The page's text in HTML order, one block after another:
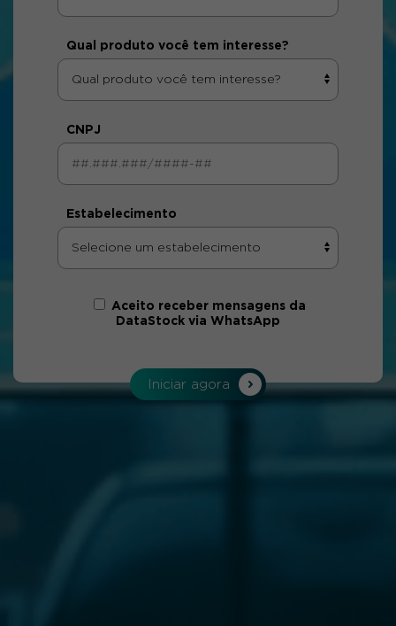
Qual produto você tem interesse?
CNPJ
Estabelecimento
Aceito receber mensagens da
DataStock via WhatsApp
Iniciar agora